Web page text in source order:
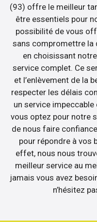
(93) offre le meilleur
être essentiels pour
possibilité de vous
sans compromettre la
en choisissant
service complet. Ce
et l’enlèvement de la
respecter les délais
un service
vous optez pour notre
de nous faire
pour répondre à vos
effet, nous nous
meilleur service au
jamais vous avez
n’hésitez